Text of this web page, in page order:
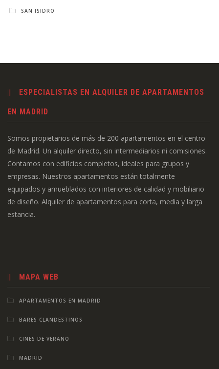
SAN ISIDRO
ESPECIALISTAS EN ALQUILER DE APARTAMENTOS
EN MADRID
Somos propietarios de más de 200 apartamentos en el centro
de Madrid. Un alquiler directo, sin intermediarios ni comisiones.
Contamos con edificios completos, ideales para grupos y
empresas. Nuestros apartamentos están totalmente
equipados y amueblados con interiores de calidad y mobiliario
de diseño. Alquiler de apartamentos para corta, media y larga
estancia.
MAPA WEB
APARTAMENTOS EN MADRID
BARES CLANDESTINOS
CINES DE VERANO
MADRID